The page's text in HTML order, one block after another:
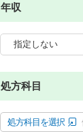
年収
処方科目
処方科目を選択